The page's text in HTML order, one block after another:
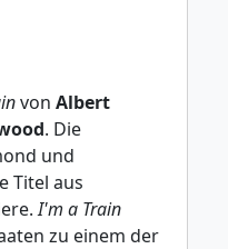
von Albert
. Die
und
Titel aus
I'm a Train
zu einem der